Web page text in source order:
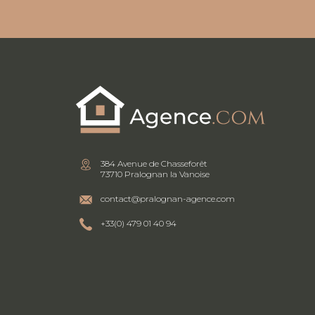
384 Avenue de Chasseforêt
73710 Pralognan la Vanoise
contact@pralognan-agence.com
+33(0) 479 01 40 94